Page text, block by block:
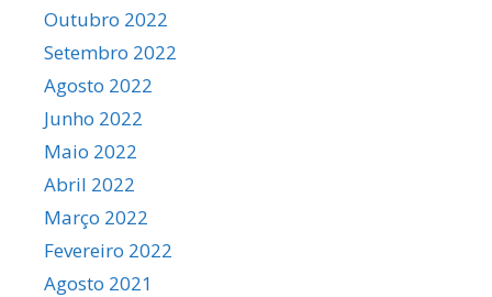
Outubro 2022
Setembro 2022
Agosto 2022
Junho 2022
Maio 2022
Abril 2022
Março 2022
Fevereiro 2022
Agosto 2021